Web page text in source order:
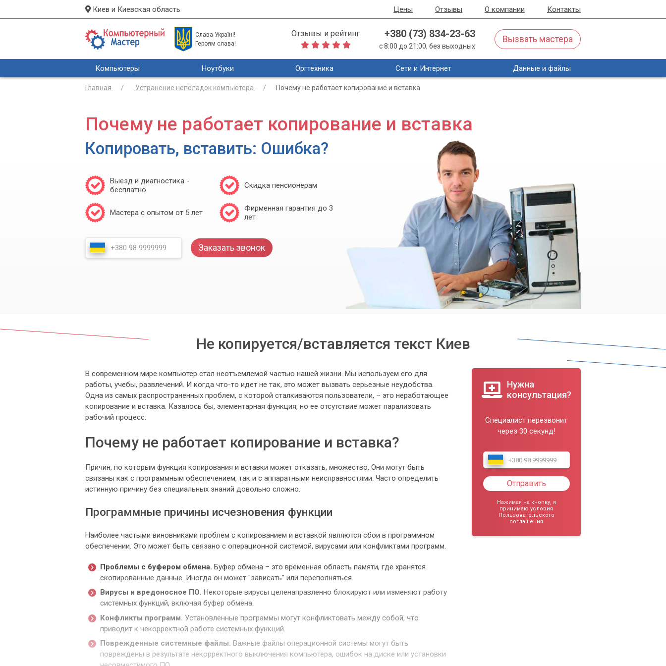
Киев и Киевская область Цены Отзывы О компании Контакты
Слава Україні!
Героям слава!
Отзывы и рейтинг +380 (73) 834-23-63
с 8:00 до 21:00, без выходных
Вызвать мастера
Компьютеры Ноутбуки Оргтехника Сети и Интернет Данные и файлы
Главная Устранение неполадок компьютера Почему не работает копирование и вставка
Почему не работает копирование и вставка
Копировать, вставить: Ошибка?
Выезд и диагностика -
бесплатно
Скидка пенсионерам
Мастера с опытом от 5 лет
Фирменная гарантия до 3
лет
Заказать звонок
Не копируется/вставляется текст Киев
В современном мире компьютер стал неотъемлемой частью нашей жизни. Мы используем его для
работы, учебы, развлечений. И когда что-то идет не так, это может вызвать серьезные неудобства.
Одна из самых распространенных проблем, с которой сталкиваются пользователи, – это неработающее
копирование и вставка. Казалось бы, элементарная функция, но ее отсутствие может парализовать
рабочий процесс.
Почему не работает копирование и вставка?
Причин, по которым функция копирования и вставки может отказать, множество. Они могут быть
связаны как с программным обеспечением, так и с аппаратными неисправностями. Часто определить
истинную причину без специальных знаний довольно сложно.
Программные причины исчезновения функции
Наиболее частыми виновниками проблем с копированием и вставкой являются сбои в программном
обеспечении. Это может быть связано с операционной системой, вирусами или конфликтами программ.
Проблемы с буфером обмена. Буфер обмена – это временная область памяти, где хранятся
скопированные данные. Иногда он может "зависать" или переполняться.
Вирусы и вредоносное ПО. Некоторые вирусы целенаправленно блокируют или изменяют работу
системных функций, включая буфер обмена.
Конфликты программ. Установленные программы могут конфликтовать между собой, что
приводит к некорректной работе системных функций.
Поврежденные системные файлы. Важные файлы операционной системы могут быть
повреждены в результате некорректного выключения компьютера, ошибок на диске или установки
Нужна
консультация?
Специалист перезвонит
через 30 секунд!
Отправить
Нажимая на кнопку, я
принимаю условия
Пользовательского
соглашения